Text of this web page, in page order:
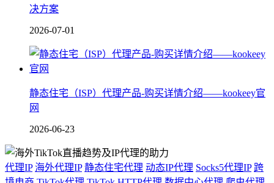
决方案
2026-07-01
静态住宅（ISP）代理产品-购买详情介绍——kookeey官
网
2026-06-23
代理IP 海外代理IP 静态住宅代理 动态IP代理 Socks5代理IP 跨